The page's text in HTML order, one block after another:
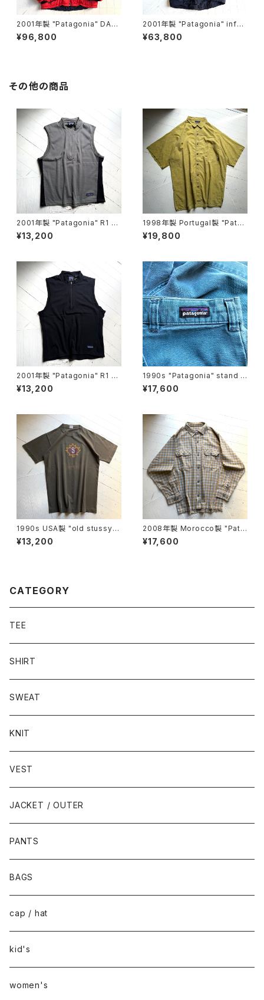
2001年製 "Patagonia" DAS
PARKA
¥96,800
2001年製 "Patagonia" infur
no jacket
¥63,800
その他の商品
2001年製 "Patagonia" R1 Fl
ash vest
¥13,200
1998年製 Portugal製 "Patag
onia" A/C print shirt
¥19,800
2001年製 "Patagonia" R1 Fl
ash vest
¥13,200
1990s "Patagonia" stand u
p shorts
¥17,600
1990s USA製 "old stussy"
S/S T-shirt
¥13,200
2008年製 Morocco製 "Pata
gonia" heavy flannel shirt
¥17,600
CATEGORY
TEE
SHIRT
SWEAT
KNIT
VEST
JACKET / OUTER
PANTS
BAGS
cap / hat
kid's
women's